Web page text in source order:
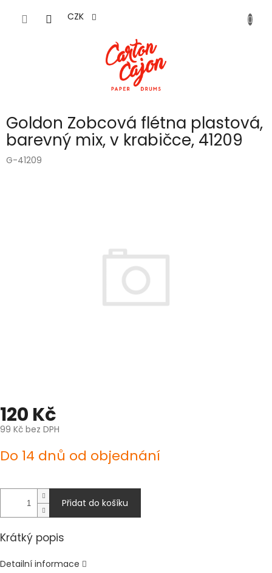
CZK
Goldon Zobcová flétna plastová,
barevný mix, v krabičce, 41209
G-41209
120 Kč
99 Kč bez DPH
cena:
Do 14 dnů od objednání
Přidat do košíku
Krátký popis
Detailní informace